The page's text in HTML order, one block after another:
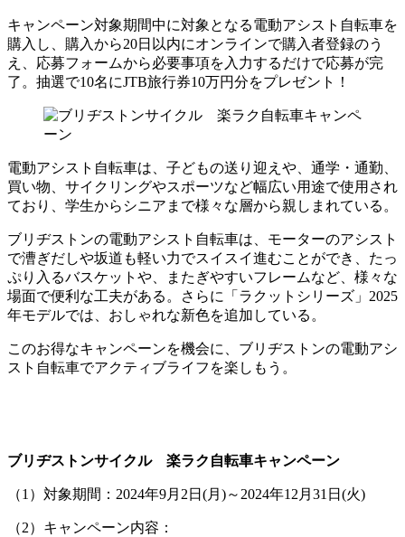
キャンペーン対象期間中に対象となる電動アシスト自転車を
購入し、購入から20日以内にオンラインで購入者登録のう
え、応募フォームから必要事項を入力するだけで応募が完
了。抽選で10名にJTB旅行券10万円分をプレゼント！
電動アシスト自転車は、子どもの送り迎えや、通学・通勤、
買い物、サイクリングやスポーツなど幅広い用途で使用され
ており、学生からシニアまで様々な層から親しまれている。
ブリヂストンの電動アシスト自転車は、モーターのアシスト
で漕ぎだしや坂道も軽い力でスイスイ進むことができ、たっ
ぷり入るバスケットや、またぎやすいフレームなど、様々な
場面で便利な工夫がある。さらに「ラクットシリーズ」2025
年モデルでは、おしゃれな新色を追加している。
このお得なキャンペーンを機会に、ブリヂストンの電動アシ
スト自転車でアクティブライフを楽しもう。
ブリヂストンサイクル 楽ラク自転車キャンペーン
（1）対象期間：2024年9月2日(月)～2024年12月31日(火)
（2）キャンペーン内容：